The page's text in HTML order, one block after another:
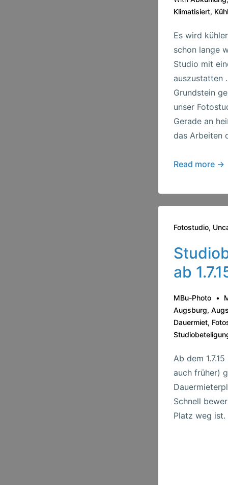
Klimatisiert, Kühl
Es wird
schon lange
Studio mit
auszustatten
Grundstein
unser
Gerade an
das Arbeiten
Es
kalt
Read more →
Fotostudio,
ab
MBu-Photo
Augsburg,
Dauermiet,
Ab dem
auch früher)
Schnell
Platz weg